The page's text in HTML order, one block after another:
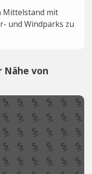
Mittelstand mit
und Windparks zu
von